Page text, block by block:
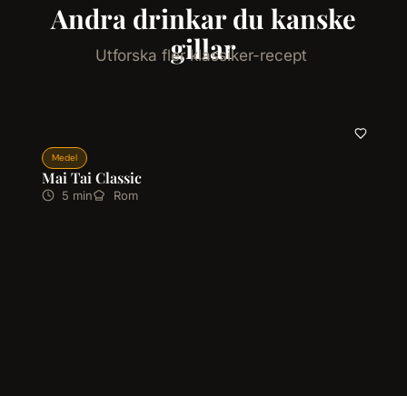
Andra drinkar du kanske
gillar
Utforska fler klassiker-recept
Medel
Mai Tai Classic
5 min Rom